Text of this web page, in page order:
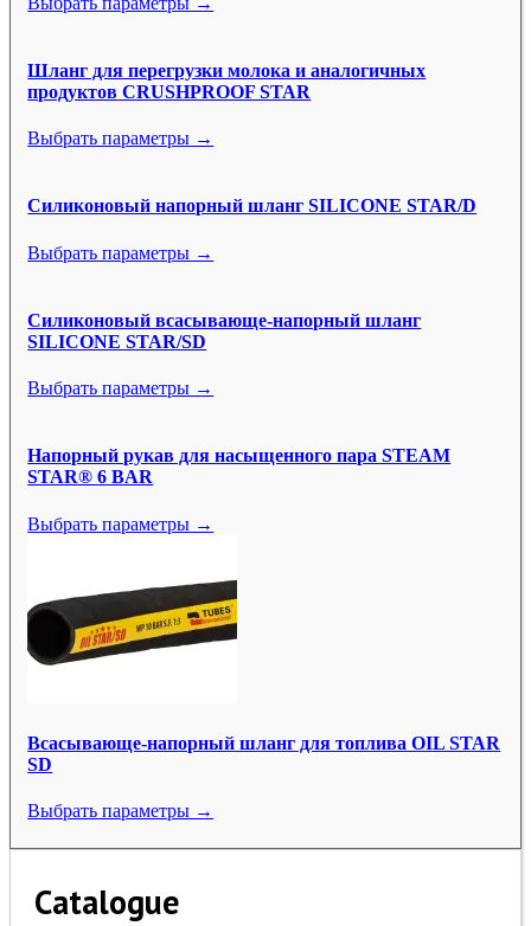
Шланг для перегрузки молока и аналогичных
продуктов CRUSHPROOF STAR
Выбрать параметры →
Силиконовый напорный шланг SILICONE STAR/D
Выбрать параметры →
Силиконовый всасывающе-напорный шланг
SILICONE STAR/SD
Выбрать параметры →
Напорный рукав для насыщенного пара STEAM
STAR® 6 BAR
Выбрать параметры →
Всасывающе-напорный шланг для топлива OIL STAR
SD
Выбрать параметры →
Catalogue